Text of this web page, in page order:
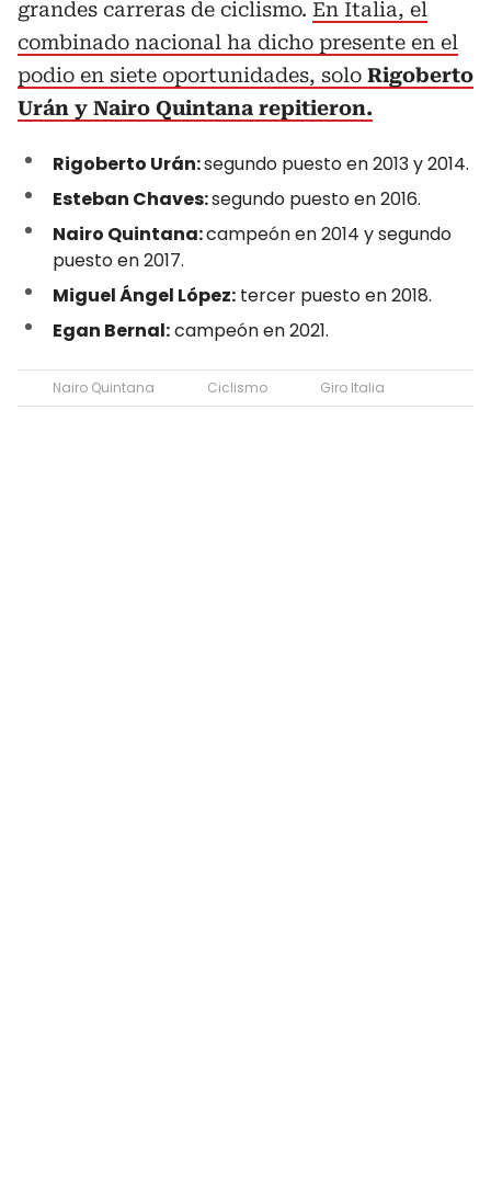
grandes carreras de ciclismo. En Italia, el
combinado nacional ha dicho presente en el
podio en siete oportunidades, solo Rigoberto
Urán y Nairo Quintana repitieron.
Rigoberto Urán:segundo puesto en 2013 y 2014.
Esteban Chaves:segundo puesto en 2016.
Nairo Quintana:campeón en 2014 y segundo
puesto en 2017.
Miguel Ángel López: tercer puesto en 2018.
Egan Bernal:campeón en 2021.
Nairo Quintana Ciclismo Giro Italia